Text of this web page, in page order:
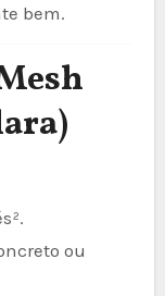
bem.
ou